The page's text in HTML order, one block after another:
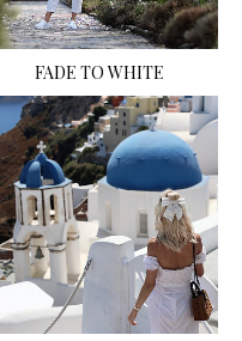
FADE TO WHITE